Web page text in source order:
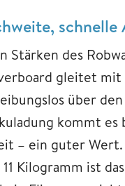
schnelle
Stärken des
gleitet mit
über
kommt es
– ein guter
Kilogramm ist